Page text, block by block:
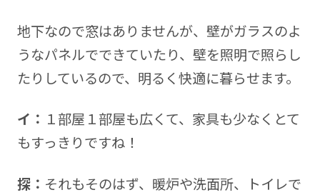
地下なので窓はありませんが、壁がガラスのよ
うなパネルでできていたり、壁を照明で照らし
たりしているので、明るく快適に暮らせます。
イ： １部屋１部屋も広くて、家具も少なくとて
もすっきりですね！
探： それもそのはず、暖炉や洗面所、トイレで